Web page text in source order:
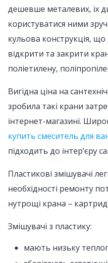
дешевше металевих, їх
користуватися ними
кульова конструкція,
відкрити та закрити
поліетилену,
Вигідна ціна на
зробила такі крани
інтернет-магазині.
купить смеситель для
підходить до інтер’єру
Пластикові змішувачі
необхідності ремонту
нутрощі крана –
Змішувачі з пластику:
мають низьку